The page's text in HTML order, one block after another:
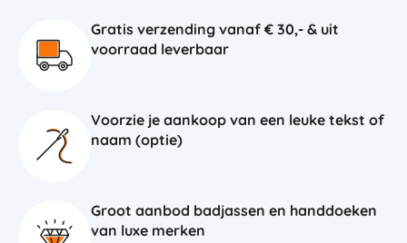
Gratis verzending vanaf € 30,- & uit
voorraad leverbaar
Voorzie je aankoop van een leuke tekst of
naam (optie)
Groot aanbod badjassen en handdoeken
van luxe merken